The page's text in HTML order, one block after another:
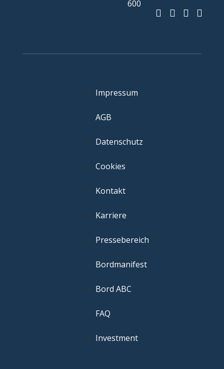
600
Impressum
AGB
Datenschutz
Cookies
Kontakt
Karriere
Pressebereich
Bordmanifest
Bord ABC
FAQ
Investment